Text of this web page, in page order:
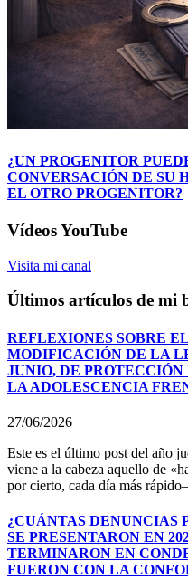
¿UN PROGENITOR
CONVERSACIÓN DE SU
EL OTRO PROGENITOR?
Vídeos YouTube
Visita mi canal
Últimos artículos de mi
REFLEXIONES SOBRE
MODIFICACIÓN DE LA
JUNIO, DE
LA ADOLESCENCIA
27/06/2026
Este es el último post del año
viene a la cabeza aquello de
por cierto, cada día más
¿CUÁNTAS DENUNCIAS
SE PRESENTARON EN
TERMINARON EN
FUERON CON LA